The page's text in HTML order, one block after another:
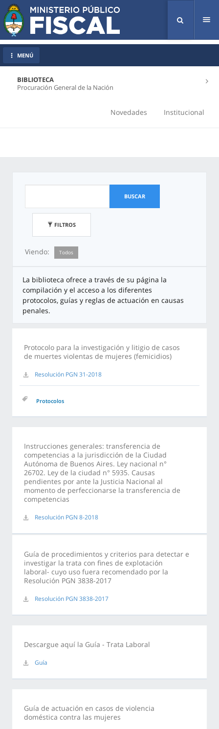
BIBLIOTECA
Procuración General de la Nación
Novedades Institucional
MENÚ
BUSCAR
FILTROS
Viendo: Todos
La biblioteca ofrece a través de su página la
compilación y el acceso a los diferentes
protocolos, guías y reglas de actuación en causas
penales.
Protocolo para la investigación y litigio de casos
de muertes violentas de mujeres (femicidios)
Resolución PGN 31-2018
Protocolos
Instrucciones generales: transferencia de
competencias a la jurisdicción de la Ciudad
Autónoma de Buenos Aires. Ley nacional n°
26702. Ley de la ciudad n° 5935. Causas
pendientes por ante la Justicia Nacional al
momento de perfeccionarse la transferencia de
competencias
Resolución PGN 8-2018
Guía de procedimientos y criterios para detectar e
investigar la trata con fines de explotación
laboral- cuyo uso fuera recomendado por la
Resolución PGN 3838-2017
Resolución PGN 3838-2017
Descargue aquí la Guía - Trata Laboral
Guía
Guía de actuación en casos de violencia
doméstica contra las mujeres